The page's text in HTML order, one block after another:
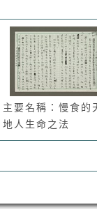
主要名稱：慢食的
地人生命之法